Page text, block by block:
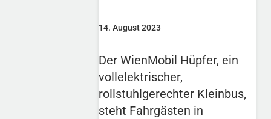
14. August 2023
Der WienMobil Hüpfer, ein
vollelektrischer,
rollstuhlgerechter Kleinbus,
steht Fahrgästen in